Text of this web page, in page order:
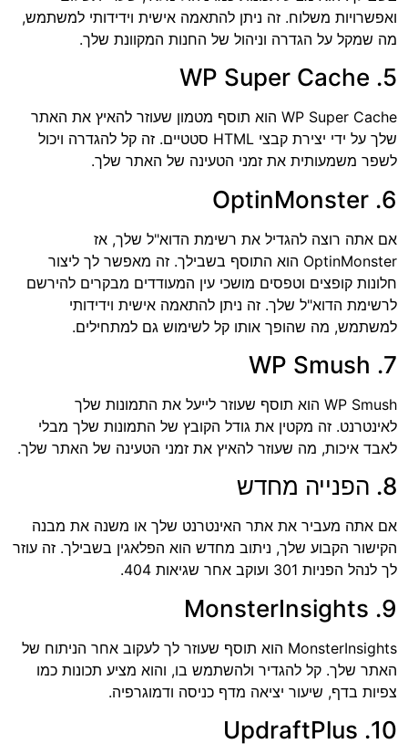
ואפשרויות משלוח. זה ניתן להתאמה אישית וידידותי למשתמש,
מה שמקל על הגדרה וניהול של החנות המקוונת שלך.
5. WP Super Cache
WP Super Cache הוא תוסף מטמון שעוזר להאיץ את האתר
שלך על ידי יצירת קבצי HTML סטטיים. זה קל להגדרה ויכול
לשפר משמעותית את זמני הטעינה של האתר שלך.
6. OptinMonster
אם אתה רוצה להגדיל את רשימת הדוא"ל שלך, אז
OptinMonster הוא התוסף בשבילך. זה מאפשר לך ליצור
חלונות קופצים וטפסים מושכי עין המעודדים מבקרים להירשם
לרשימת הדוא"ל שלך. זה ניתן להתאמה אישית וידידותי
למשתמש, מה שהופך אותו קל לשימוש גם למתחילים.
7. WP Smush
WP Smush הוא תוסף שעוזר לייעל את התמונות שלך
לאינטרנט. זה מקטין את גודל הקובץ של התמונות שלך מבלי
לאבד איכות, מה שעוזר להאיץ את זמני הטעינה של האתר שלך.
8. הפנייה מחדש
אם אתה מעביר את אתר האינטרנט שלך או משנה את מבנה
הקישור הקבוע שלך, ניתוב מחדש הוא הפלאגין בשבילך. זה עוזר
לך לנהל הפניות 301 ועוקב אחר שגיאות 404.
9. MonsterInsights
MonsterInsights הוא תוסף שעוזר לך לעקוב אחר הניתוח של
האתר שלך. קל להגדיר ולהשתמש בו, והוא מציע תכונות כמו
צפיות בדף, שיעור יציאה מדף כניסה ודמוגרפיה.
10. UpdraftPlus